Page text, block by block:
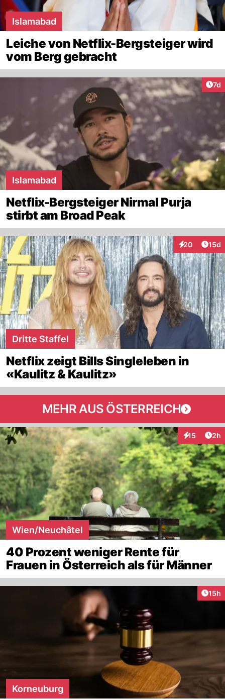
Islamabad
Leiche von Netflix-Bergsteiger wird
vom Berg gebracht
7d
Islamabad
Netflix-Bergsteiger Nirmal Purja
stirbt am Broad Peak
20
Interaktionen
15d
Dritte Staffel
Netflix zeigt Bills Singleleben in
«Kaulitz & Kaulitz»
MEHR AUS ÖSTERREICH
15
Interaktionen
2h
Wien/Neuchâtel
40 Prozent weniger Rente für
Frauen in Österreich als für Männer
15h
Korneuburg